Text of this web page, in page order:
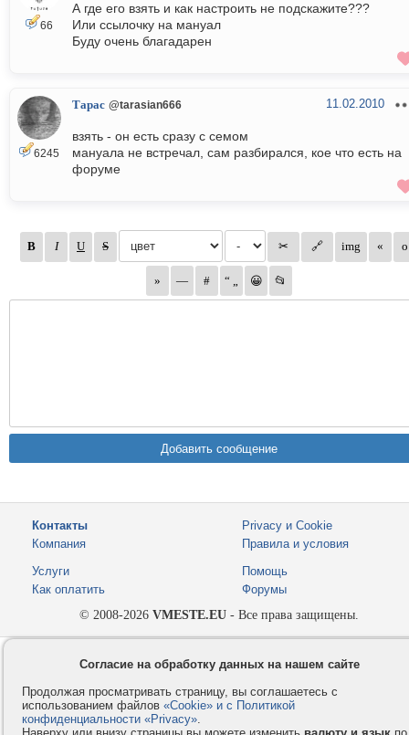
66
А где его взять и как настроить не подскажите???
Или ссылочку на мануал
Буду очень благадарен
6245
Тарас @tarasian666 11.02.2010
взять - он есть сразу с семом
мануала не встречал, сам разбирался, кое что есть на
форуме
Контакты
Компания
Privacy и Cookie
Правила и условия
Услуги
Как оплатить
Помощь
Форумы
© 2008-2026 VMESTE.EU - Все права защищены.
Согласие на обработку данных на нашем сайте
Продолжая просматривать страницу, вы соглашаетесь с
использованием файлов «Cookie» и с Политикой
конфиденциальности «Privacy».